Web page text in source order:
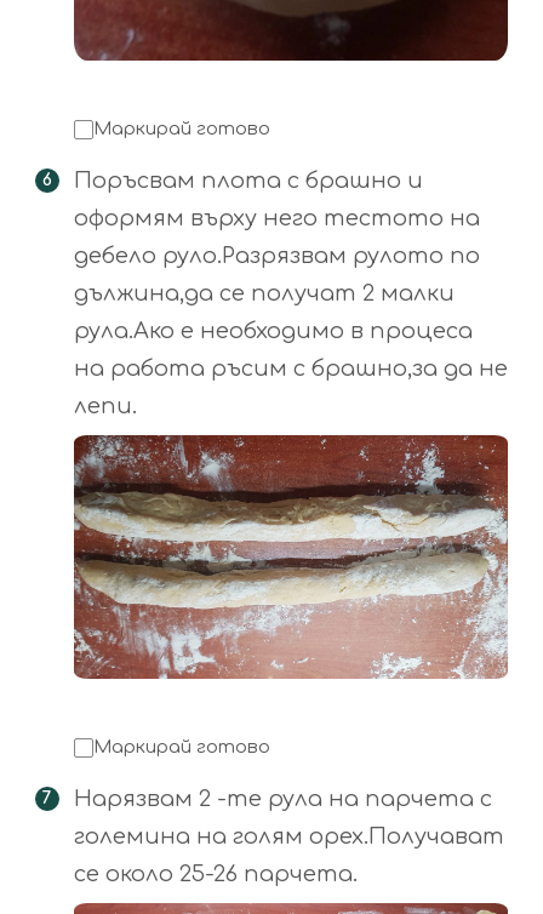
Маркирай готово
Поръсвам плота с брашно и
оформям върху него тестото на
дебело руло.Разрязвам рулото по
дължина,да се получат 2 малки
рула.Ако е необходимо в процеса
на работа ръсим с брашно,за да не
лепи.
Маркирай готово
Нарязвам 2 -те рула на парчета с
големина на голям орех.Получават
се около 25-26 парчета.